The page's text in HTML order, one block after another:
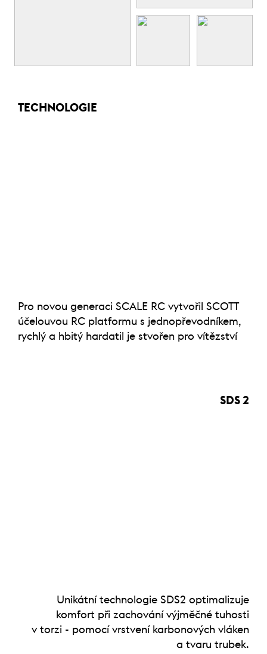
TECHNOLOGIE
Pro novou generaci SCALE RC vytvořil SCOTT
účelouvou RC platformu s jednopřevodníkem,
rychlý a hbitý hardatil je stvořen pro vítězství
SDS 2
Unikátní technologie SDS2 optimalizuje
komfort při zachování výjměčné tuhosti
v torzi - pomocí vrstvení karbonových vláken
a tvaru trubek.